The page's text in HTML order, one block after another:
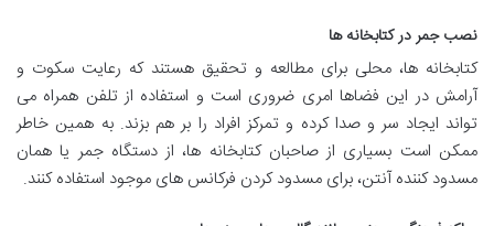
نصب جمر در کتابخانه ها
کتابخانه ها، محلی برای مطالعه و تحقیق هستند که رعایت سکوت و
آرامش در این فضاها امری ضروری است و استفاده از تلفن همراه می
تواند ایجاد سر و صدا کرده و تمرکز افراد را بر هم بزند. به همین خاطر
ممکن است بسیاری از صاحبان کتابخانه ها، از دستگاه جمر یا همان
مسدود کننده آنتن، برای مسدود کردن فرکانس های موجود استفاده کنند.